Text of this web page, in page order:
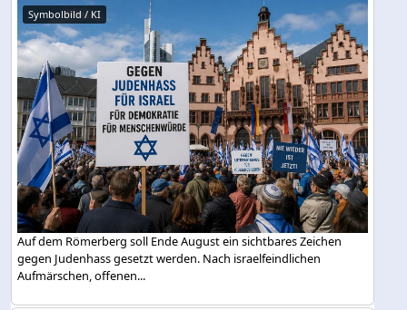
Symbolbild / KI
Auf dem Römerberg soll Ende August ein sichtbares Zeichen
gegen Judenhass gesetzt werden. Nach israelfeindlichen
Aufmärschen, offenen...